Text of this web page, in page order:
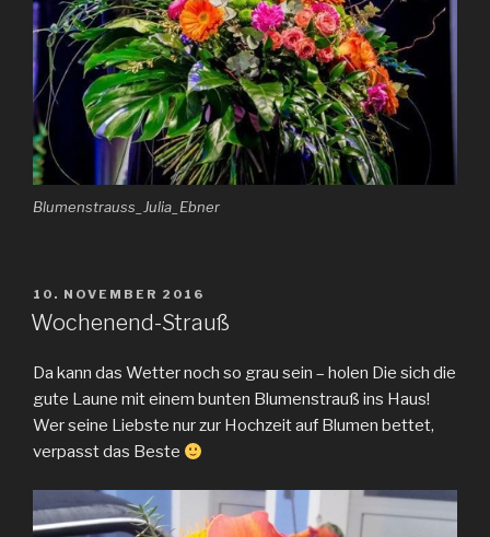
Blumenstrauss_Julia_Ebner
VERÖFFENTLICHT
AM
10. NOVEMBER 2016
Wochenend-Strauß
Da kann das Wetter noch so grau sein – holen Die sich die
gute Laune mit einem bunten Blumenstrauß ins Haus!
Wer seine Liebste nur zur Hochzeit auf Blumen bettet,
verpasst das Beste